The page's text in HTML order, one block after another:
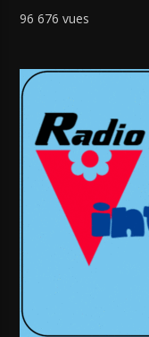
96 676 vues